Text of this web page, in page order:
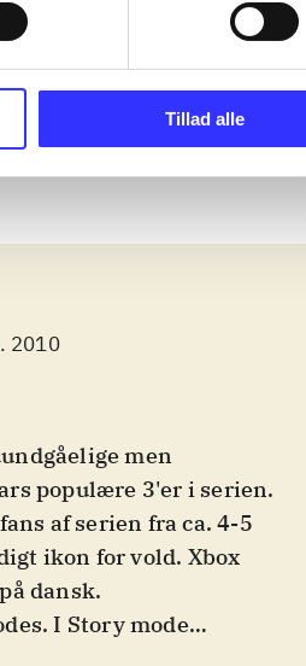
Tillad alle
2010
men
populære 3'er i serien.
af serien fra ca. 4-5
ikon for vold. Xbox
dansk.
I Story mode